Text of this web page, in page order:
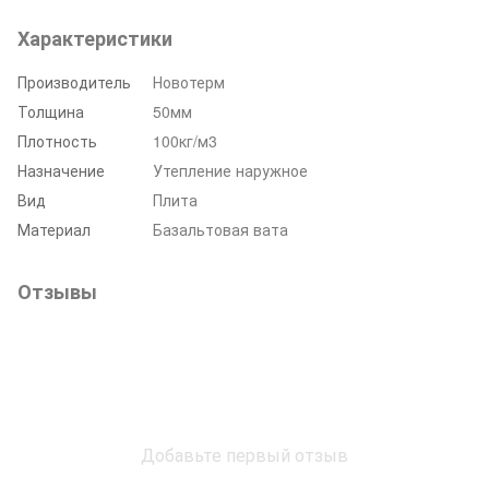
Характеристики
Производитель
Новотерм
Толщина
50мм
Плотность
100кг/м3
Назначение
Утепление наружное
Вид
Плита
Материал
Базальтовая вата
Отзывы
Добавьте первый отзыв